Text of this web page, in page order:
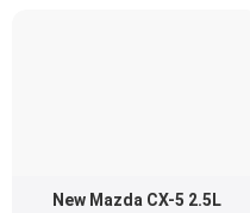
New Mazda CX-5 2.5L